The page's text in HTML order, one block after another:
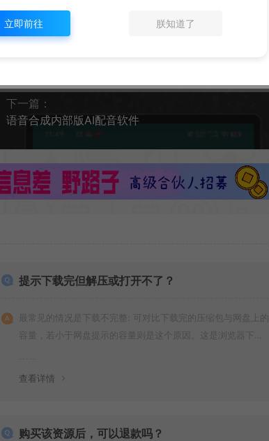
生成海报 复制本文链接
下一篇：
语音合成内部版AI配音软件
提示下载完但解压或打开不了？
最常见的情况是下载不完整: 可对比下载完的压缩包与网盘上的
容量，若小于网盘提示的容量则是这个原因。这是浏览器下载
查看详情
购买该资源后，可以退款吗？
立即前往 朕知道了